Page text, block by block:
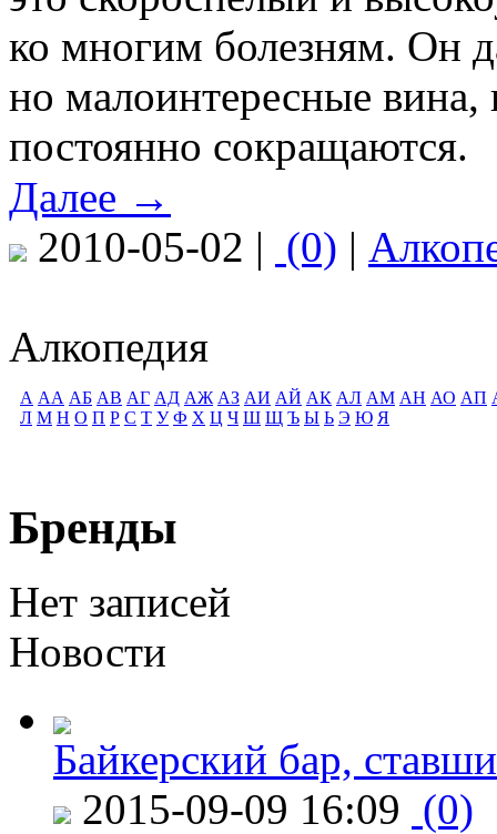
ко многим болезням. Он
но малоинтересные
постоянно сокращаются.
Далее →
2010-05-02 | (0) |
Алкопедия
А АА АБ АВ АГ АД АЖ АЗ АИ АЙ АК АЛ АМ АН АО АП
Л М Н О П Р С Т У Ф Х Ц Ч Ш Щ Ъ Ы Ь Э Ю Я
Бренды
Нет записей
Новости
Байкерский бар,
2015-09-09 16:09 (0)